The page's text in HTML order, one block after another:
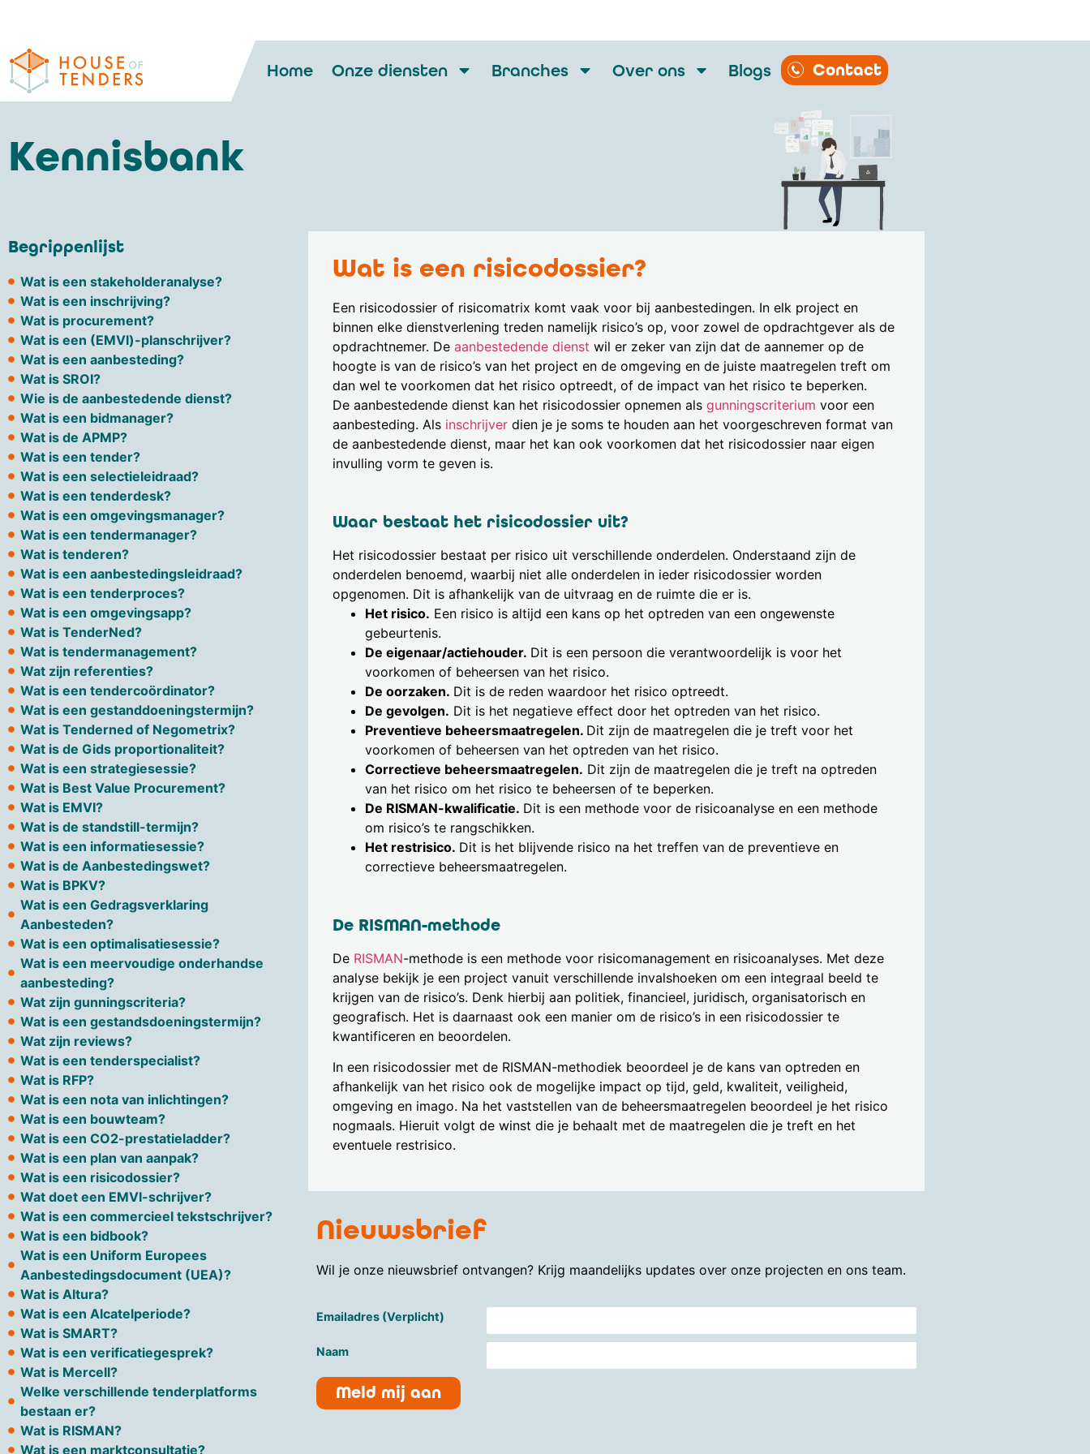
Home Onze diensten Branches Over ons Blogs Contact
Kennisbank
Begrippenlijst
Wat is een stakeholderanalyse?
Wat is een inschrijving?
Wat is procurement?
Wat is een (EMVI)-planschrijver?
Wat is een aanbesteding?
Wat is SROI?
Wie is de aanbestedende dienst?
Wat is een bidmanager?
Wat is de APMP?
Wat is een tender?
Wat is een selectieleidraad?
Wat is een tenderdesk?
Wat is een omgevingsmanager?
Wat is een tendermanager?
Wat is tenderen?
Wat is een aanbestedingsleidraad?
Wat is een tenderproces?
Wat is een omgevingsapp?
Wat is TenderNed?
Wat is tendermanagement?
Wat zijn referenties?
Wat is een tendercoördinator?
Wat is een gestanddoeningstermijn?
Wat is Tenderned of Negometrix?
Wat is de Gids proportionaliteit?
Wat is een strategiesessie?
Wat is Best Value Procurement?
Wat is EMVI?
Wat is de standstill-termijn?
Wat is een informatiesessie?
Wat is de Aanbestedingswet?
Wat is BPKV?
Wat is een Gedragsverklaring
Aanbesteden?
Wat is een optimalisatiesessie?
Wat is een meervoudige onderhandse
aanbesteding?
Wat zijn gunningscriteria?
Wat is een gestandsdoeningstermijn?
Wat zijn reviews?
Wat is een tenderspecialist?
Wat is RFP?
Wat is een nota van inlichtingen?
Wat is een bouwteam?
Wat is een CO2-prestatieladder?
Wat is een plan van aanpak?
Wat is een risicodossier?
Wat doet een EMVI-schrijver?
Wat is een commercieel tekstschrijver?
Wat is een bidbook?
Wat is een Uniform Europees
Aanbestedingsdocument (UEA)?
Wat is Altura?
Wat is een Alcatelperiode?
Wat is SMART?
Wat is een verificatiegesprek?
Wat is Mercell?
Welke verschillende tenderplatforms
bestaan er?
Wat is RISMAN?
Wat is een marktconsultatie?
Wat is een risicodossier?
Een risicodossier of risicomatrix komt vaak voor bij aanbestedingen. In elk project en
binnen elke dienstverlening treden namelijk risico’s op, voor zowel de opdrachtgever als de
opdrachtnemer. De aanbestedende dienst wil er zeker van zijn dat de aannemer op de
hoogte is van de risico’s van het project en de omgeving en de juiste maatregelen treft om
dan wel te voorkomen dat het risico optreedt, of de impact van het risico te beperken.
De aanbestedende dienst kan het risicodossier opnemen als gunningscriterium voor een
aanbesteding. Als inschrijverdien je je soms te houden aan het voorgeschreven format van
de aanbestedende dienst, maar het kan ook voorkomen dat het risicodossier naar eigen
invulling vorm te geven is.
Waar bestaat het risicodossier uit?
Het risicodossier bestaat per risico uit verschillende onderdelen. Onderstaand zijn de
onderdelen benoemd, waarbij niet alle onderdelen in ieder risicodossier worden
opgenomen. Dit is afhankelijk van de uitvraag en de ruimte die er is.
Het risico. Een risico is altijd een kans op het optreden van een ongewenste
gebeurtenis.
De eigenaar/actiehouder. Dit is een persoon die verantwoordelijk is voor het
voorkomen of beheersen van het risico.
De oorzaken. Dit is de reden waardoor het risico optreedt.
De gevolgen. Dit is het negatieve effect door het optreden van het risico.
Preventieve beheersmaatregelen. Dit zijn de maatregelen die je treft voor het
voorkomen of beheersen van het optreden van het risico.
Correctieve beheersmaatregelen. Dit zijn de maatregelen die je treft na optreden
van het risico om het risico te beheersen of te beperken.
De RISMAN-kwalificatie. Dit is een methode voor de risicoanalyse en een methode
om risico’s te rangschikken.
Het restrisico. Dit is het blijvende risico na het treffen van de preventieve en
correctieve beheersmaatregelen.
De RISMAN-methode
De RISMAN-methode is een methode voor risicomanagement en risicoanalyses. Met deze
analyse bekijk je een project vanuit verschillende invalshoeken om een integraal beeld te
krijgen van de risico’s. Denk hierbij aan politiek, financieel, juridisch, organisatorisch en
geografisch. Het is daarnaast ook een manier om de risico’s in een risicodossier te
kwantificeren en beoordelen.
In een risicodossier met de RISMAN-methodiek beoordeel je de kans van optreden en
afhankelijk van het risico ook de mogelijke impact op tijd, geld, kwaliteit, veiligheid,
omgeving en imago. Na het vaststellen van de beheersmaatregelen beoordeel je het risico
nogmaals. Hieruit volgt de winst die je behaalt met de maatregelen die je treft en het
eventuele restrisico.
Nieuwsbrief
Wil je onze nieuwsbrief ontvangen? Krijg maandelijks updates over onze projecten en ons team.
Emailadres (Verplicht)
Naam
Meld mij aan